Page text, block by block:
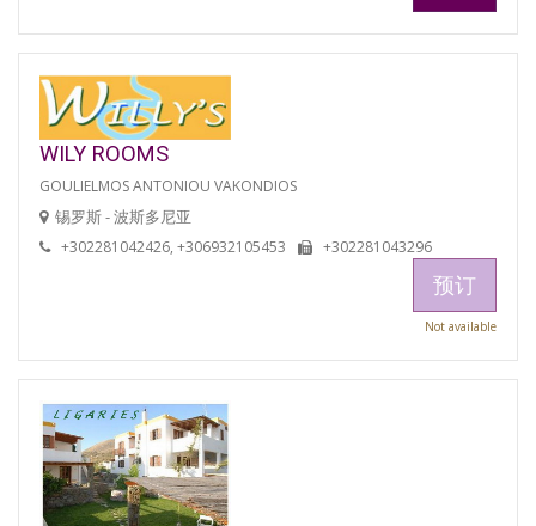
WILY ROOMS
GOULIELMOS ANTONIOU VAKONDIOS
锡罗斯 - 波斯多尼亚
+302281042426, +306932105453 +302281043296
预订
Not available